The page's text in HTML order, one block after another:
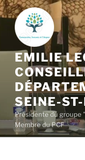
Aller
au
contenu
principal
EMILIE
SEINE-
Présidente du groupe
Membre du PCF